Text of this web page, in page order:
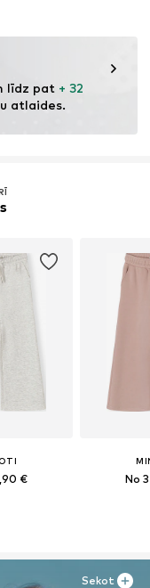
līdz pat + 32
atlaides.
€ No
Sekot